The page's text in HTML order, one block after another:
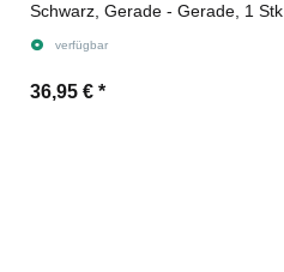
Schwarz, Gerade - Gerade, 1 Stk.
verfügbar
36,95 € *